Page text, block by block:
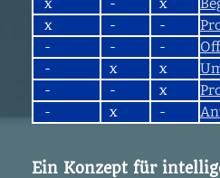
x
- x
x
- -
-
- -
-
x x
-
- x
-
x -
Ein Konzept für